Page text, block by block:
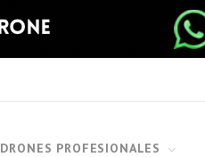
DRONES PROFESIONALES